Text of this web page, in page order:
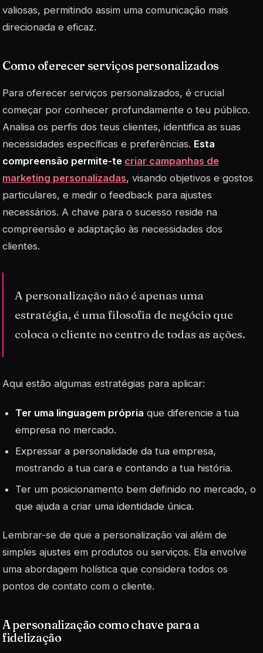
valiosas, permitindo assim uma comunicação mais
direcionada e eficaz.
Como oferecer serviços personalizados
Para oferecer serviços personalizados, é crucial
começar por conhecer profundamente o teu público.
Analisa os perfis dos teus clientes, identifica as suas
necessidades específicas e preferências. Esta
compreensão permite-te criar campanhas de
marketing personalizadas, visando objetivos e gostos
particulares, e medir o feedback para ajustes
necessários. A chave para o sucesso reside na
compreensão e adaptação às necessidades dos
clientes.
A personalização não é apenas uma
estratégia, é uma filosofia de negócio que
coloca o cliente no centro de todas as ações.
Aqui estão algumas estratégias para aplicar:
Ter uma linguagem própria que diferencie a tua
empresa no mercado.
Expressar a personalidade da tua empresa,
mostrando a tua cara e contando a tua história.
Ter um posicionamento bem definido no mercado, o
que ajuda a criar uma identidade única.
Lembrar-se de que a personalização vai além de
simples ajustes em produtos ou serviços. Ela envolve
uma abordagem holística que considera todos os
pontos de contato com o cliente.
A personalização como chave para a
fidelização